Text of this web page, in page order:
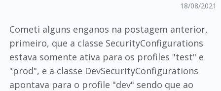
18/08/2021
Cometi alguns enganos na postagem anterior,
primeiro, que a classe SecurityConfigurations
estava somente ativa para os profiles "test" e
"prod", e a classe DevSecurityConfigurations
apontava para o profile "dev" sendo que ao